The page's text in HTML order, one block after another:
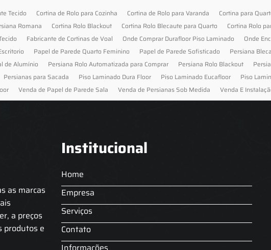
Tecido Cortina de Rolo para Cozinha Cortina de Rolo para Varanda
Cortina para
Romana Cortina Rolo Blackout Cortina Rolo Blecaute para Quarto Cortina Rolo
Fabricante de Cortinas de Voal Onde Comprar Durafloor Piso Laminado
Onde
Papel de Parede Quarto Feminino Papel de Parede Sofisticado Persiana
de Alumínio Persiana Rolo Automatizada para Comprar Persiana Rolo Blackout
Persianas para Sacada Piso Laminado Dura Floor Piso Laminado Eucafloor Piso
Venda de Papel de Parede Sala Venda de Persianas Sob Medida Venda E
as marcas
a preços
produtos e
Institucional
Home
Empresa
Serviços
Contato